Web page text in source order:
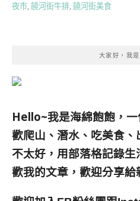
夜市,饒河街牛排,饒河街美食
大家好，我
Hello~我是海綿飽飽，一
歡爬山、潛水、吃美食、
不太好，用部落格記錄生
歡我的文章，歡迎分享給